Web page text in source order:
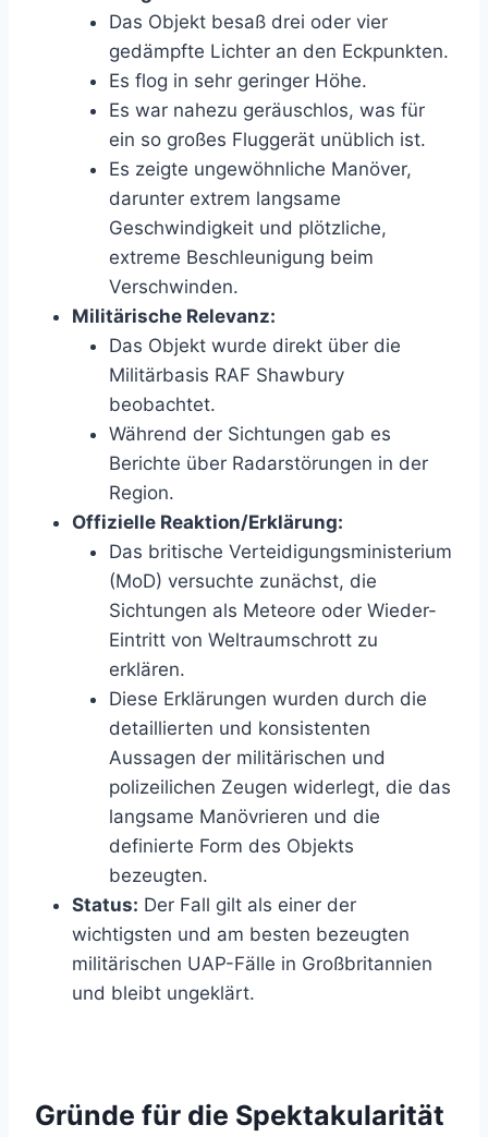
Das Objekt besaß drei oder vier
gedämpfte Lichter an den Eckpunkten.
Es flog in sehr geringer Höhe.
Es war nahezu geräuschlos, was für
ein so großes Fluggerät unüblich ist.
Es zeigte ungewöhnliche Manöver,
darunter extrem langsame
Geschwindigkeit und plötzliche,
extreme Beschleunigung beim
Verschwinden.
Militärische Relevanz:
Das Objekt wurde direkt über die
Militärbasis RAF Shawbury
beobachtet.
Während der Sichtungen gab es
Berichte über Radarstörungen in der
Region.
Offizielle Reaktion/Erklärung:
Das britische Verteidigungsministerium
(MoD) versuchte zunächst, die
Sichtungen als Meteore oder Wieder-
Eintritt von Weltraumschrott zu
erklären.
Diese Erklärungen wurden durch die
detaillierten und konsistenten
Aussagen der militärischen und
polizeilichen Zeugen widerlegt, die das
langsame Manövrieren und die
definierte Form des Objekts
bezeugten.
Status: Der Fall gilt als einer der
wichtigsten und am besten bezeugten
militärischen UAP-Fälle in Großbritannien
und bleibt ungeklärt.
Gründe für die Spektakularität